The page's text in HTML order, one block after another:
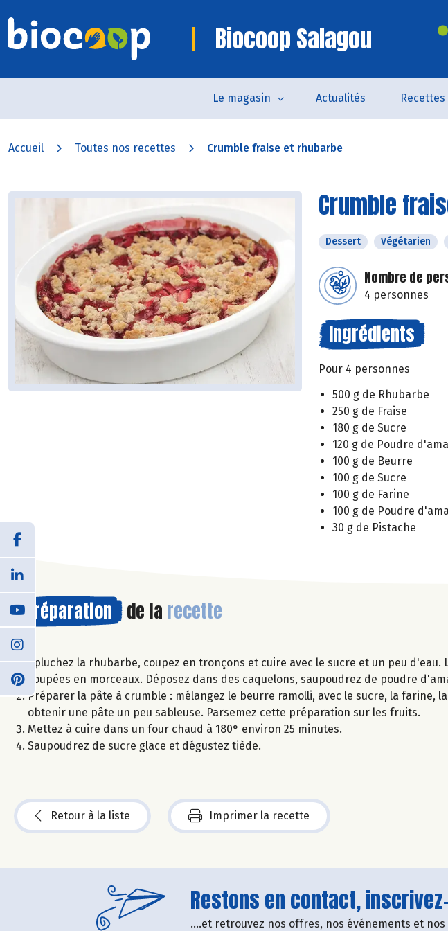
Biocoop Salagou
Le magasin Actualités Recettes
Accueil Toutes nos recettes Crumble fraise et rhubarbe
Crumble
Dessert Végétarien
Nombre de
4 personnes
Ingrédients
Pour 4 personnes
500 g de Rhubarbe
250 g de Fraise
180 g de Sucre
120 g de Poudre
100 g de Beurre
100 g de Sucre
100 g de Farine
100 g de Poudre
30 g de Pistache
Préparation de la recette
Épluchez la rhubarbe, coupez en tronçons et cuire avec le sucre et un peu d'eau.
coupées en morceaux. Déposez dans des caquelons, saupoudrez de poudre
Préparer la pâte à crumble : mélangez le beurre ramolli, avec le sucre, la farine,
obtenir une pâte un peu sableuse. Parsemez cette préparation sur les fruits.
Mettez à cuire dans un four chaud à 180° environ 25 minutes.
Saupoudrez de sucre glace et dégustez tiède.
Retour à la liste Imprimer la recette
Restons en contact,
....et retrouvez nos offres, nos événements et